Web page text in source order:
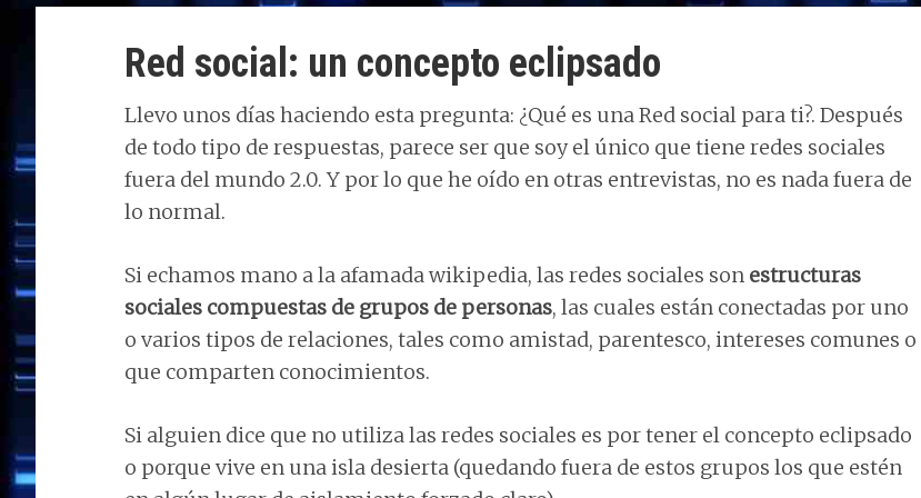
volumen.
n
o
k
n p
p
m ti
r
Red social: un concepto eclipsado
Llevo unos días haciendo esta pregunta: ¿Qué es una Red social para ti?. Después
de todo tipo de respuestas, parece ser que soy el único que tiene redes sociales
fuera del mundo 2.0. Y por lo que he oído en otras entrevistas, no es nada fuera de
lo normal.
Si echamos mano a la afamada wikipedia, las redes sociales son estructuras
sociales compuestas de grupos de personas, las cuales están conectadas por uno
o varios tipos de relaciones, tales como amistad, parentesco, intereses comunes o
que comparten conocimientos.
Si alguien dice que no utiliza las redes sociales es por tener el concepto eclipsado
o porque vive en una isla desierta (quedando fuera de estos grupos los que estén